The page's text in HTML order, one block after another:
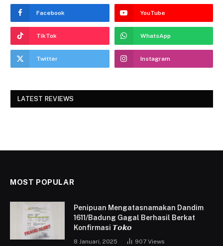
Facebook YouTube
TikTok WhatsApp
Twitter Instagram
LATEST REVIEWS
MOST POPULAR
Penipuan Mengatasnamakan Dandim
1611/Badung Gagal Berhasil Berkat
Konfirmasi 𝙏𝙤𝙠𝙤
8 Januari, 2025 907 Views